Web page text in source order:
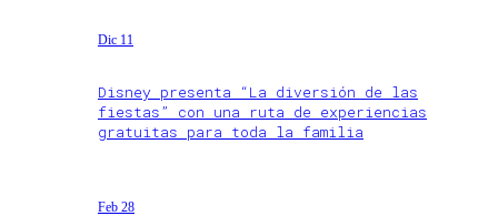
Dic 11
Disney presenta “La diversión de las
fiestas” con una ruta de experiencias
gratuitas para toda la familia
Feb 28